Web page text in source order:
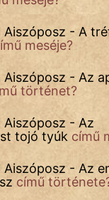
Aiszóposz - A
meséje?
Aiszóposz - Az
történet?
Aiszóposz - Az
tojó tyúk című
Aiszóposz - Az
című